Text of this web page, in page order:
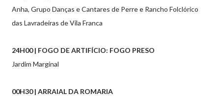
Anha, Grupo Danças e Cantares de Perre e Rancho Folclórico
das Lavradeiras de Vila Franca
24H00 | FOGO DE ARTIFÍCIO: FOGO PRESO
Jardim Marginal
00H30 | ARRAIAL DA ROMARIA